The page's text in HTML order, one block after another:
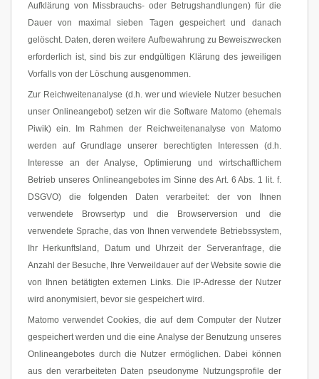
Aufklärung von Missbrauchs- oder Betrugshandlungen) für die
Dauer von maximal sieben Tagen gespeichert und danach
gelöscht. Daten, deren weitere Aufbewahrung zu Beweiszwecken
erforderlich ist, sind bis zur endgültigen Klärung des jeweiligen
Vorfalls von der Löschung ausgenommen.
Zur Reichweitenanalyse (d.h. wer und wieviele Nutzer besuchen
unser Onlineangebot) setzen wir die Software Matomo (ehemals
Piwik) ein. Im Rahmen der Reichweitenanalyse von Matomo
werden auf Grundlage unserer berechtigten Interessen (d.h.
Interesse an der Analyse, Optimierung und wirtschaftlichem
Betrieb unseres Onlineangebotes im Sinne des Art. 6 Abs. 1 lit. f.
DSGVO) die folgenden Daten verarbeitet: der von Ihnen
verwendete Browsertyp und die Browserversion und die
verwendete Sprache, das von Ihnen verwendete Betriebssystem,
Ihr Herkunftsland, Datum und Uhrzeit der Serveranfrage, die
Anzahl der Besuche, Ihre Verweildauer auf der Website sowie die
von Ihnen betätigten externen Links. Die IP-Adresse der Nutzer
wird anonymisiert, bevor sie gespeichert wird.
Matomo verwendet Cookies, die auf dem Computer der Nutzer
gespeichert werden und die eine Analyse der Benutzung unseres
Onlineangebotes durch die Nutzer ermöglichen. Dabei können
aus den verarbeiteten Daten pseudonyme Nutzungsprofile der